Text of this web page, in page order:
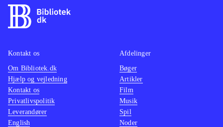
Kontakt os
Om Bibliotek.dk
Hjælp og vejledning
Kontakt os
Privatlivspolitik
Leverandører
English
Afdelinger
Bøger
Artikler
Film
Musik
Spil
Noder